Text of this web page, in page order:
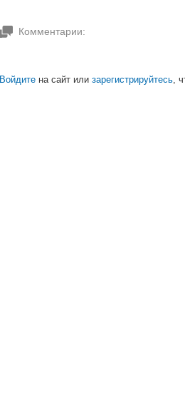
Комментарии:
Войдите на сайт или зарегистрируйтесь,